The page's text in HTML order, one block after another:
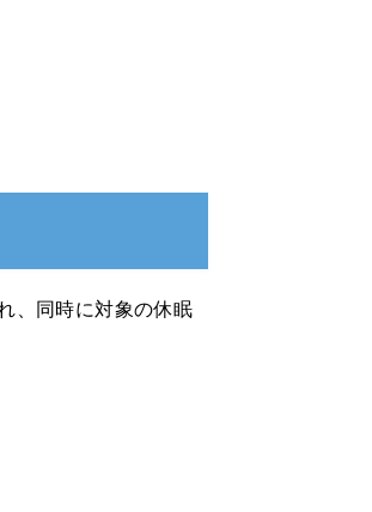
、同時に対象の休眠